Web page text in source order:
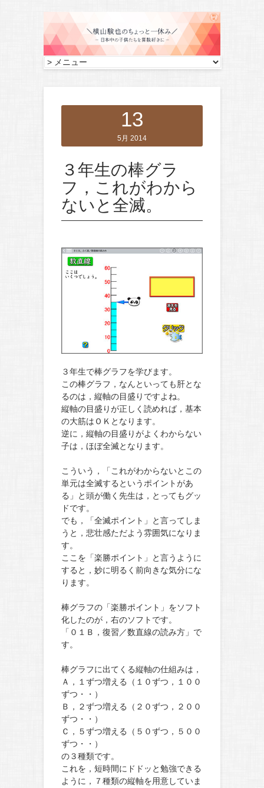
13
5月 2014
３年生の棒グラ
フ，これがわから
ないと全滅。
３年生で棒グラフを学びます。
この棒グラフ，なんといっても肝とな
るのは，縦軸の目盛りですよね。
縦軸の目盛りが正しく読めれば，基本
の大筋はＯＫとなります。
逆に，縦軸の目盛りがよくわからない
子は，ほぼ全滅となります。
こういう，「これがわからないとこの
単元は全滅するというポイントがあ
る」と頭が働く先生は，とってもグッ
ドです。
でも，「全滅ポイント」と言ってしま
うと，悲壮感ただよう雰囲気になりま
す。
ここを「楽勝ポイント」と言うように
すると，妙に明るく前向きな気分にな
ります。
棒グラフの「楽勝ポイント」をソフト
化したのが，右のソフトです。
「０１Ｂ，復習／数直線の読み方」で
す。
棒グラフに出てくる縦軸の仕組みは，
Ａ，１ずつ増える（１０ずつ，１００
ずつ・・）
Ｂ，２ずつ増える（２０ずつ，２００
ずつ・・）
Ｃ，５ずつ増える（５０ずつ，５００
ずつ・・）
の３種類です。
これを，短時間にドドッと勉強できる
ように，７種類の縦軸を用意していま